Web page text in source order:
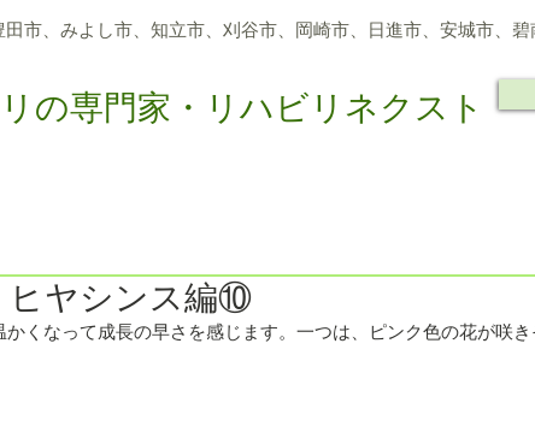
市、 みよし市、知立市、刈谷市、岡崎市、日進市、 安城市、 碧
の専門家・リハビリネクスト
ヤシンス編⑩
くなって成長の早さを感じます。一つは、ピンク色の花が咲き